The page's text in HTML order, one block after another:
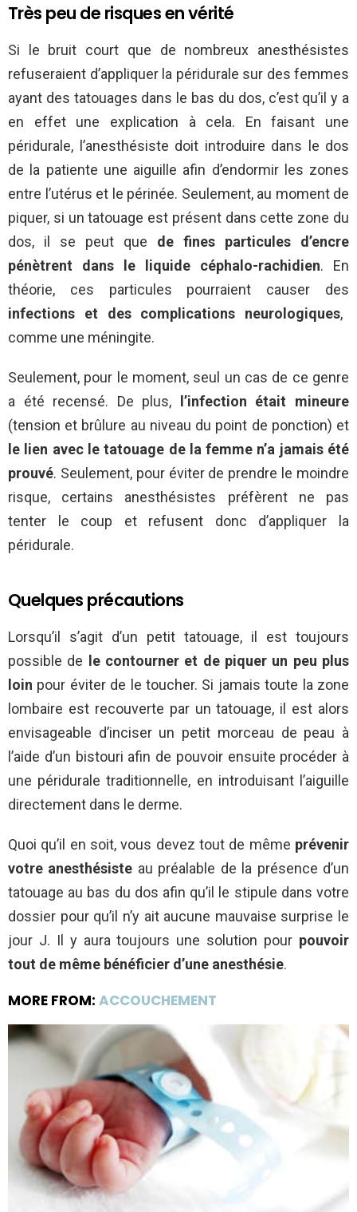
Très peu de risques en vérité
Si le bruit court que de nombreux anesthésistes
refuseraient d’appliquer la péridurale sur des femmes
ayant des tatouages dans le bas du dos, c’est qu’il y a
en effet une explication à cela. En faisant une
péridurale, l’anesthésiste doit introduire dans le dos
de la patiente une aiguille afin d’endormir les zones
entre l’utérus et le périnée. Seulement, au moment de
piquer, si un tatouage est présent dans cette zone du
dos, il se peut que de fines particules d’encre
pénètrent dans le liquide céphalo-rachidien. En
théorie, ces particules pourraient causer des
infections et des complications neurologiques,
comme une méningite.
Seulement, pour le moment, seul un cas de ce genre
a été recensé. De plus,
l’infection était mineure
(tension et brûlure au niveau du point de ponction) et
le lien avec le tatouage de la femme n’a jamais été
prouvé. Seulement, pour éviter de prendre le moindre
risque, certains anesthésistes préfèrent ne pas
tenter le coup et refusent donc d’appliquer la
péridurale.
Quelques précautions
Lorsqu’il s’agit d’un petit tatouage, il est toujours
possible de
le contourner et de piquer un peu plus
loin pour éviter de le toucher. Si jamais toute la zone
lombaire est recouverte par un tatouage, il est alors
envisageable d’inciser un petit morceau de peau à
l’aide d’un bistouri afin de pouvoir ensuite procéder à
une péridurale traditionnelle, en introduisant l’aiguille
directement dans le derme.
Quoi qu’il en soit, vous devez tout de même prévenir
votre anesthésiste au préalable de la présence d’un
tatouage au bas du dos afin qu’il le stipule dans votre
dossier pour qu’il n’y ait aucune mauvaise surprise le
jour J. Il y aura toujours une solution pour pouvoir
tout de même bénéficier d’une anesthésie.
MORE FROM: ACCOUCHEMENT